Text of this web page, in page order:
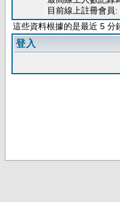
目前線上註冊會員:
這些資料根據的是最近 5 分
登入